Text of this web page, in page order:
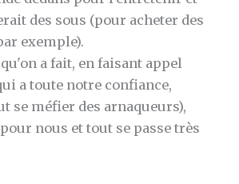
des sous (pour acheter des
exemple).
a fait, en faisant appel
a toute notre confiance,
se méfier des arnaqueurs),
nous et tout se passe très